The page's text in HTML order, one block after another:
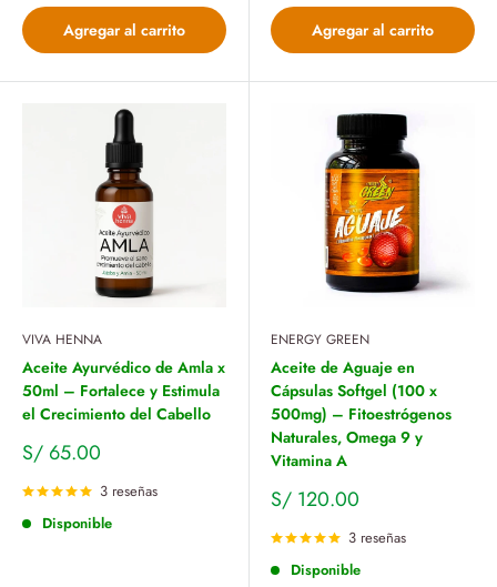
Agregar al carrito Agregar al carrito
VIVA HENNA
Aceite Ayurvédico de Amla x
50ml – Fortalece y Estimula
el Crecimiento del Cabello
Precio
de
venta
S/ 65.00
3 reseñas
Disponible
ENERGY GREEN
Aceite de Aguaje en
Cápsulas Softgel (100 x
500mg) – Fitoestrógenos
Naturales, Omega 9 y
Vitamina A
Precio
de
venta
S/ 120.00
3 reseñas
Disponible